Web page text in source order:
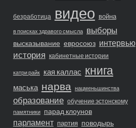
безработица видео война
в поисках здравого смысла выборы
высказывание евросоюз интервью
история кабинетные истории
катри райк кая каллас книга
маська нарва нацменьшинства
образование обучение эстонскому
памятники парад клоунов
парламент партия поводырь